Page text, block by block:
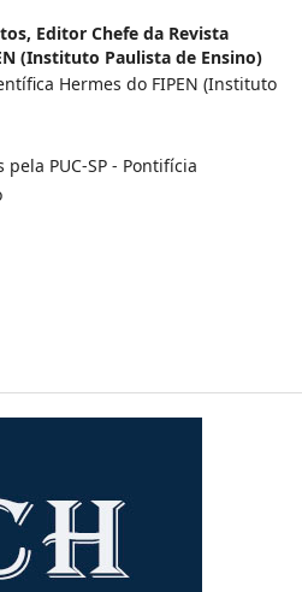
Editor Chefe da Revista
(Instituto Paulista de Ensino)
Hermes do FIPEN (Instituto
PUC-SP - Pontifí­cia